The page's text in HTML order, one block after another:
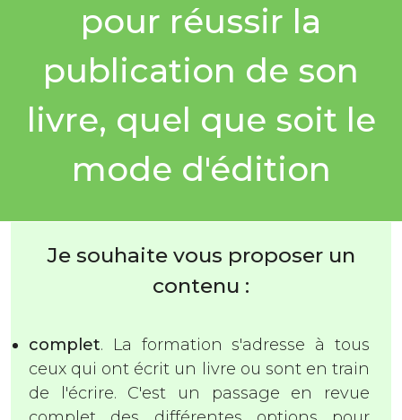
pour réussir la
publication de son
livre, quel que soit le
mode d'édition
Je souhaite vous proposer un
contenu :
complet. La formation s'adresse à tous
ceux qui ont écrit un livre ou sont en train
de l'écrire. C'est un passage en revue